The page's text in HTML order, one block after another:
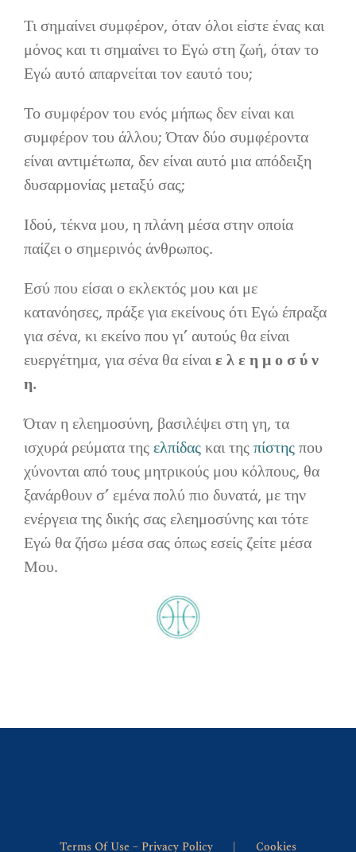
Τι σημαίνει συμφέρον, όταν όλοι είστε ένας και
μόνος και τι σημαίνει το Εγώ στη ζωή, όταν το
Εγώ αυτό απαρνείται τον εαυτό του;
Το συμφέρον του ενός μήπως δεν είναι και
συμφέρον του άλλου; Όταν δύο συμφέροντα
είναι αντιμέτωπα, δεν είναι αυτό μια απόδειξη
δυσαρμονίας μεταξύ σας;
Ιδού, τέκνα μου, η πλάνη μέσα στην οποία
παίζει ο σημερινός άνθρωπος.
Εσύ που είσαι ο εκλεκτός μου και με
κατανόησες, πράξε για εκείνους ότι Εγώ έπραξα
για σένα, κι εκείνο που γι’ αυτούς θα είναι
ευεργέτημα, για σένα θα είναιε λ ε η μ ο σ ύ ν
η.
Όταν η ελεημοσύνη, βασιλέψει στη γη, τα
ισχυρά ρεύματα τηςελπίδαςκαι τηςπίστηςπου
χύνονται από τους μητρικούς μου κόλπους, θα
ξανάρθουν σ’ εμένα πολύ πιο δυνατά, με την
ενέργεια της δικής σας ελεημοσύνης και τότε
Εγώ θα ζήσω μέσα σας όπως εσείς ζείτε μέσα
Μου.
Terms Of Use – Privacy Policy Cookies